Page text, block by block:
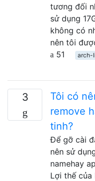
tương đối
sử dụng
không có
nên tôi
51
arch-
3
Tôi có
remove
tinh?
Để gỡ cài
nên sử
namehay
Lợi thế